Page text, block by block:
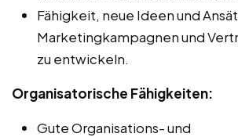
Fähigkeit, neue Ideen und
Marketingkampagnen und
zu entwickeln.
Organisatorische Fähigkeiten:
Gute Organisations- und